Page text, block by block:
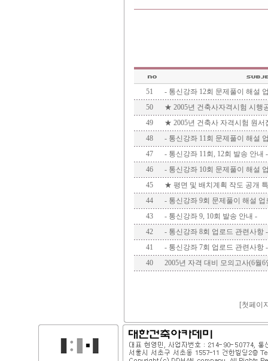
51
- 통신강좌 12회 문제풀이 해설
50
★ 2005년 건축사자격시험 시행
49
★ 2005년 건축사 자격시험 원
48
- 통신강좌 11회 문제풀이 해설
47
- 통신강좌 11회, 12회 발송 안내 -
46
- 통신강좌 10회 문제풀이 해설
45
★ 평면 및 배치계획 작도 공개
44
- 통신강좌 9회 문제풀이 해설
43
- 통신강좌 9, 10회 발송 안내 -
42
- 통신강좌 8회 업로드 관련사항 -
41
- 통신강좌 7회 업로드 관련사항 -
40
2005년 자격 대비 모의고사(6월
[첫페이